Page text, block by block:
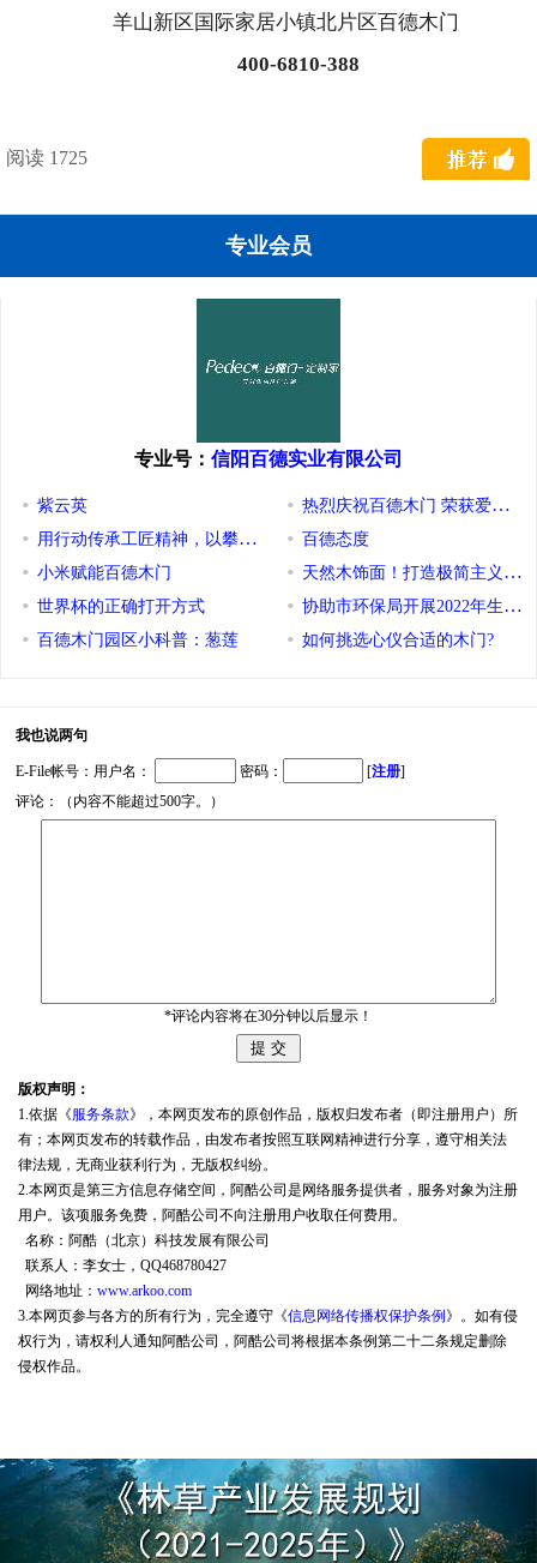
羊山新区国际家居小镇北片区百德木门
400-6810-388
阅读 1725
专业会员
专业号： 信阳百德实业有限公司
紫云英
用行动传承工匠精神，以攀登诠释企业文化
小米赋能百德木门
世界杯的正确打开方式
百德木门园区小科普：葱莲
热烈庆祝百德木门 荣获
百德态度
天然木饰面！打造极简主义家
协助市环保局开展2022年生态
如何挑选心仪合适的木门?
我也说两句
E-File帐号：用户名： 密码： [注册]
评论：（内容不能超过500字。）
*评论内容将在30分钟以后显示！
版权声明：
1.依据《服务条款》，本网页发布的原创作品，版权归发布者（即注册用户）所
有；本网页发布的转载作品，由发布者按照互联网精神进行分享，遵守相关法
律法规，无商业获利行为，无版权纠纷。
2.本网页是第三方信息存储空间，阿酷公司是网络服务提供者，服务对象为注册
用户。该项服务免费，阿酷公司不向注册用户收取任何费用。
名称：阿酷（北京）科技发展有限公司
联系人：李女士，QQ468780427
网络地址： www.arkoo.com
3.本网页参与各方的所有行为，完全遵守《信息网络传播权保护条例》。如有侵
权行为，请权利人通知阿酷公司，阿酷公司将根据本条例第二十二条规定删除
侵权作品。